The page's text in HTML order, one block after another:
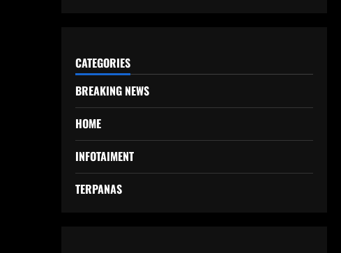
CATEGORIES
BREAKING NEWS
HOME
INFOTAIMENT
TERPANAS